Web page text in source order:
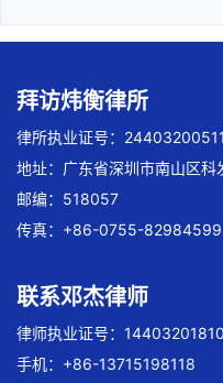
拜访炜衡律所
律所执业证号：
地址：广东省深圳市南山区
邮编：518057
传真：+86-0755-82984599
联系邓杰律师
律师执业证号：
手机：+86-13715198118